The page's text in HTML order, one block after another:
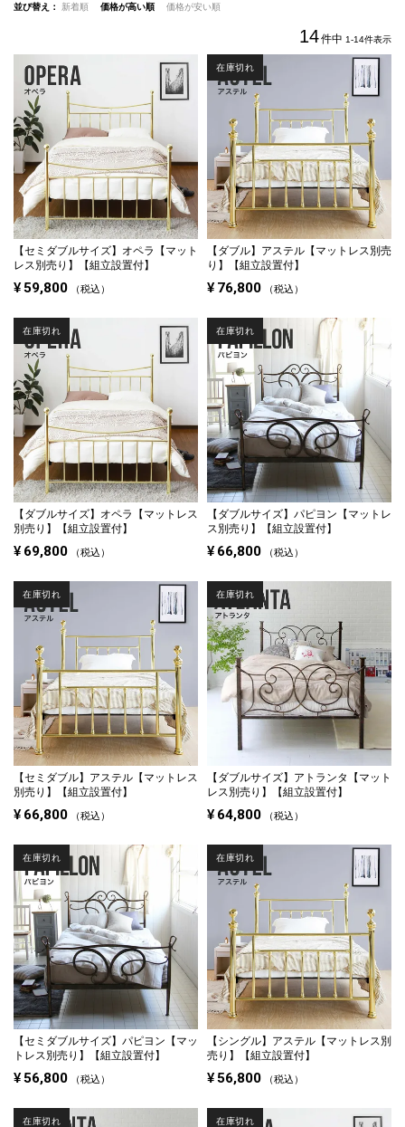
並び替え 新着順 価格が高い順 価格が安い順
14件中 1-14件表示
【セミダブルサイズ】 オペラ【マット
レス別売り】【組立設置付】
¥59,800 税込
【ダブル】 アステル【マットレス別売
り】【組立設置付】
¥ 76,800 税込
在庫切れ
【ダブルサイズ】 オペラ【マットレス
別売り】【組立設置付】
¥ 69,800 税込
在庫切れ
【ダブルサイズ】 パピヨン【マットレ
ス別売り】【組立設置付】
¥ 66,800 税込
在庫切れ
【セミダブル】 アステル【マットレス
別売り】【組立設置付】
¥ 66,800 税込
在庫切れ
【ダブルサイズ】 アトランタ【マット
レス別売り】【組立設置付】
¥ 64,800 税込
在庫切れ
【セミダブルサイズ】 パピヨン【マッ
トレス別売り】【組立設置付】
¥56,800 税込
在庫切れ
【シングル】 アステル【マットレス別
売り】【組立設置付】
¥56,800 税込
在庫切れ
在庫切れ 在庫切れ